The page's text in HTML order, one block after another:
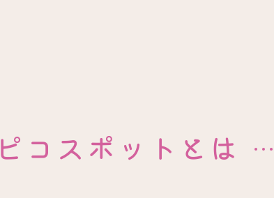
ピコスポットとは